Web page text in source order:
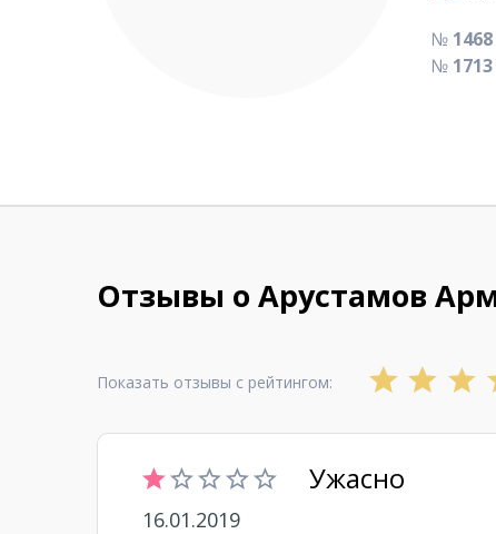
№ 1468
№ 1713
Отзывы о Арустамов
Показать отзывы с рейтингом:
Ужасно
16.01.2019